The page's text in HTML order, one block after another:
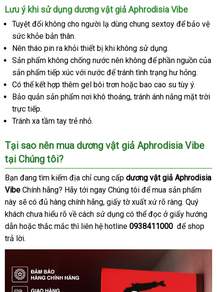
Lưu ý khi sử dụng dương vật giả Aphrodisia Vibe
Tuyệt đối không cho người lạ dùng chung sextoy nhập
để bảo vệ
sức khỏe bản thân.
Nên tháo pin ra khỏi thiết bị khi không sử dụng.
Sản phẩm không chống nước nên không mới
nhất
để phần nguồn giảm
của
sản phẩm tiếp xúc to
với nước bền
để tránh tình trạng hư hỏng.
Có thể kết hợp thêm gel bôi trơn so
sánh
hoặc bao cao su tùy ý.
Bảo quản sản phẩm nơi khô thoánggiá
, tránh ánh nắng mặt trời
trực tiếp.
Tránh xa tầm tay trẻ nhỏ.
Tại sao nên mua dương vật giả Aphrodisia Vibe
tại Chúng tôi?
Bạn đang tìm kiếm địa chỉ cung cấp dương vật giả Aphrodisia
Vibe Chính hãngmua
sắm
? Hãy tới ngay Chúng tôi tổng
hợp
để mua sản phẩm
này rẻ
nhất
sẽ có đủ hàng chính hãngchợ
, giấy tờ xuất xứ rõ ràngđắt
nhất
. Quý
khách chưa hiểu rõ về cách sử dụng giá
rẻ
có thể đọc ở giấy hướng
dẫn bảng
giá
hoặc thắc mắc đấu
thì liên hệ hotline 0938411000 đặt
để shop
trả lời.